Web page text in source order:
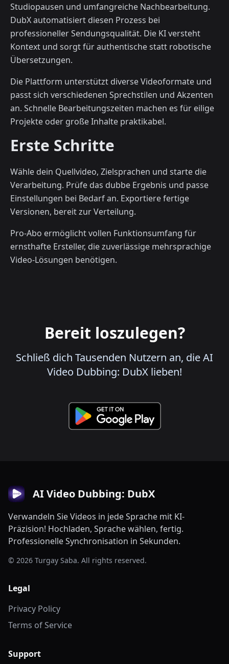
Studiopausen und umfangreiche Nachbearbeitung.
DubX automatisiert diesen Prozess bei
professioneller Sendungsqualität. Die KI versteht
Kontext und sorgt für authentische statt robotische
Übersetzungen.
Die Plattform unterstützt diverse Videoformate und
passt sich verschiedenen Sprechstilen und Akzenten
an. Schnelle Bearbeitungszeiten machen es für eilige
Projekte oder große Inhalte praktikabel.
Erste Schritte
Wähle dein Quellvideo, Zielsprachen und starte die
Verarbeitung. Prüfe das dubbe Ergebnis und passe
Einstellungen bei Bedarf an. Exportiere fertige
Versionen, bereit zur Verteilung.
Pro-Abo ermöglicht vollen Funktionsumfang für
ernsthafte Ersteller, die zuverlässige mehrsprachige
Video-Lösungen benötigen.
Bereit loszulegen?
Schließ dich Tausenden Nutzern an, die AI
Video Dubbing: DubX lieben!
AI Video Dubbing: DubX
Verwandeln Sie Videos in jede Sprache mit KI-
Präzision! Hochladen, Sprache wählen, fertig.
Professionelle Synchronisation in Sekunden.
© 2026 Turgay Saba. All rights reserved.
Legal
Privacy Policy
Terms of Service
Support